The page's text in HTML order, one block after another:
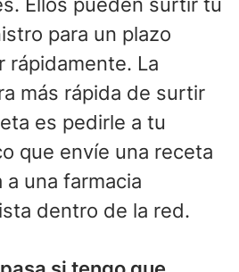
para un plazo
rápidamente. La
más rápida de surtir
es pedirle a tu
que envíe una receta
a una farmacia
dentro de la red.